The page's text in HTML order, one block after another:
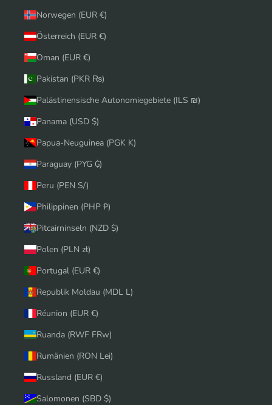
Norwegen (EUR €)
Österreich (EUR €)
Oman (EUR €)
Pakistan (PKR ₨)
Palästinensische Autonomiegebiete (ILS ₪)
Panama (USD $)
Papua-Neuguinea (PGK K)
Paraguay (PYG ₲)
Peru (PEN S/)
Philippinen (PHP ₱)
Pitcairninseln (NZD $)
Polen (PLN zł)
Portugal (EUR €)
Republik Moldau (MDL L)
Réunion (EUR €)
Ruanda (RWF FRw)
Rumänien (RON Lei)
Russland (EUR €)
Salomonen (SBD $)